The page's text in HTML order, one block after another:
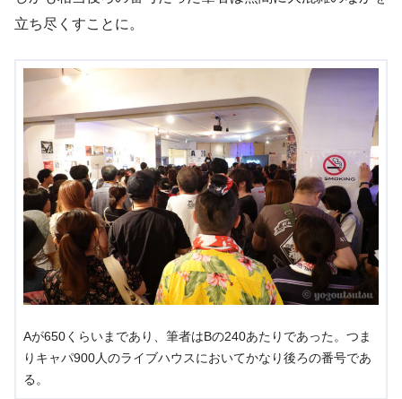
立ち尽くすことに。
Aが650くらいまであり、筆者はBの240あたりであった。つま
りキャパ900人のライブハウスにおいてかなり後ろの番号であ
る。